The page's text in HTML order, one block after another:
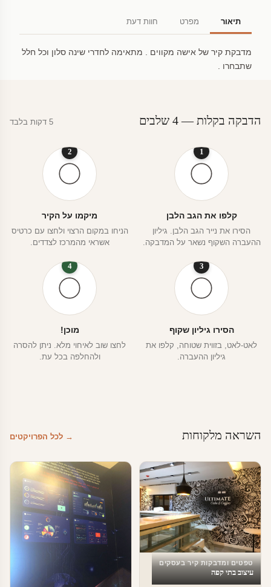
תיאור מפרט חוות דעת
מדבקת קיר של אישה מקווים . מתאימה לחדרי שינה סלון וכל חלל
שתבחרו .
הדבקה בקלות — 4 שלבים 5 דקות בלבד
1
קלפו את הגב הלבן
הסירו את נייר הגב הלבן. גיליון
ההעברה השקוף נשאר על המדבקה.
2
מיקמו על הקיר
הניחו במקום הרצוי ולחצו עם כרטיס
אשראי מהמרכז לצדדים.
3
הסירו גיליון שקוף
לאט-לאט, בזווית שטוחה, קלפו את
גיליון ההעברה.
4
מוכן!
לחצו שוב לאיחוי מלא. ניתן להסרה
ולהחלפה בכל עת.
השראה מלקוחות → לכל הפרויקטים
טפטים ומדבקות קיר בעסקים
עיצוב בתי קפה